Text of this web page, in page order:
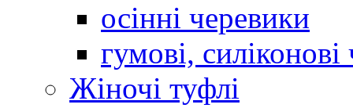
осінні черевики
гумові,
Жіночі туфлі